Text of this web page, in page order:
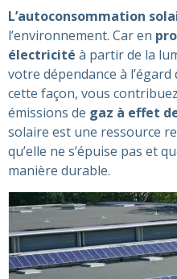
L’autoconsommation
l’environnement. Car en
électricité à partir de la
votre dépendance à
cette façon, vous
émissions de gaz à effet
solaire est une ressource
qu’elle ne s’épuise pas et
manière durable.